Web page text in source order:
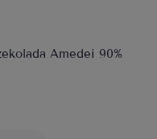
Amedei 90%